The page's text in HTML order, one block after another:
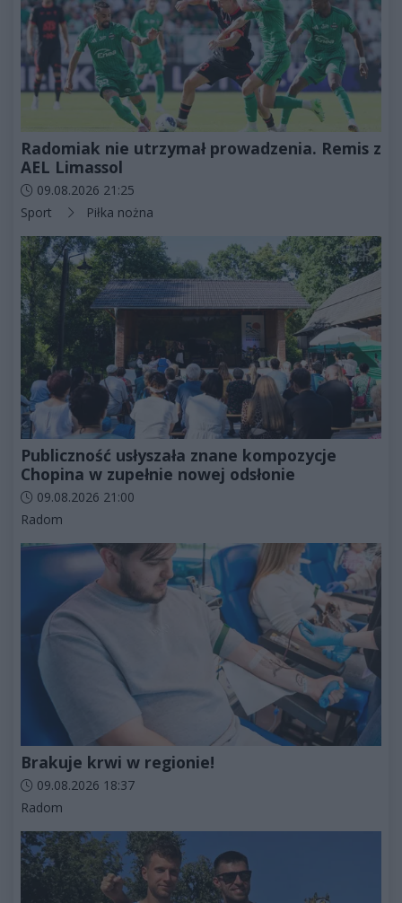
Radomiak nie utrzymał prowadzenia. Remis z
AEL Limassol
Data dodania artykułu:
09.08.2026 21:25
Kategorie artykułu:
Sport Piłka nożna
Publiczność usłyszała znane kompozycje
Chopina w zupełnie nowej odsłonie
Data dodania artykułu:
09.08.2026 21:00
Kategorie artykułu:
Radom
Brakuje krwi w regionie!
Data dodania artykułu:
09.08.2026 18:37
Kategorie artykułu:
Radom